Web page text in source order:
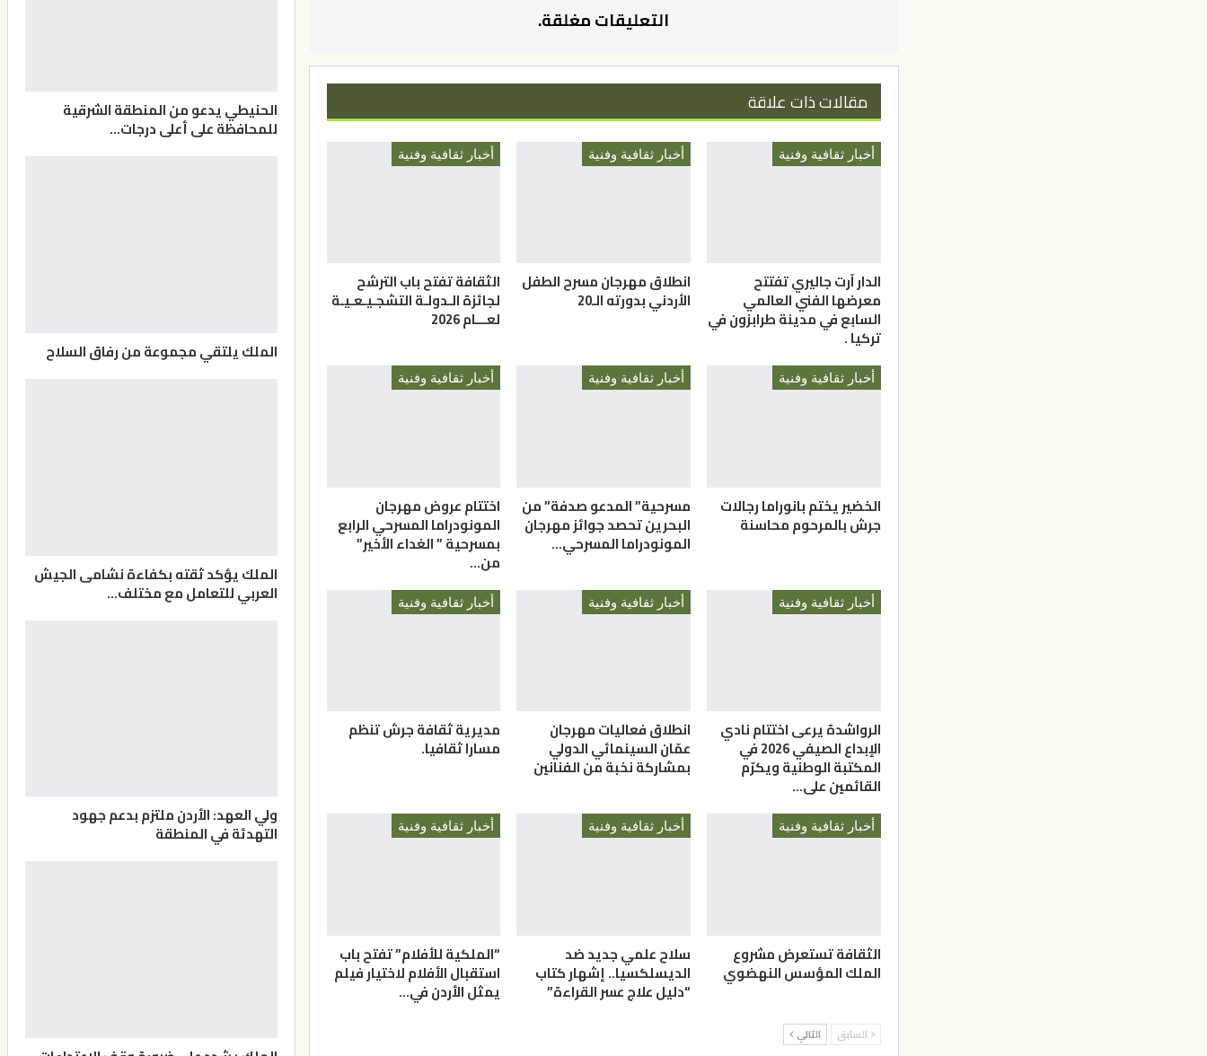
التعليقات مغلقة.
مقالات ذات علاقة
أخبار ثقافية وفنية
الدار آرت جاليري تفتتح
معرضها الفني العالمي
السابع في مدينة طرابزون في
تركيا .
أخبار ثقافية وفنية
انطلاق مهرجان مسرح الطفل
الأردني بدورته الـ20
أخبار ثقافية وفنية
الثقافة تفتح باب الترشح
لجائزة الـدولـة التشجـيـعـيـة
لعـــام 2026
أخبار ثقافية وفنية
الخضير يختم بانوراما رجالات
جرش بالمرحوم محاسنة
أخبار ثقافية وفنية
مسرحية” المدعو صدفة” من
البحرين تحصد جوائز مهرجان
المونودراما المسرحي…
أخبار ثقافية وفنية
اختتام عروض مهرجان
المونودراما المسرحي الرابع
بمسرحية ” الغداء الأخير”
من…
أخبار ثقافية وفنية
الرواشدة يرعى اختتام نادي
الإبداع الصيفي 2026 في
المكتبة الوطنية ويكرّم
القائمين على…
أخبار ثقافية وفنية
انطلاق فعاليات مهرجان
عمّان السينمائي الدولي
بمشاركة نخبة من الفنانين
أخبار ثقافية وفنية
مديرية ثقافة جرش تنظم
مسارا ثقافيا.
أخبار ثقافية وفنية
الثقافة تستعرض مشروع
الملك المؤسس النهضوي
أخبار ثقافية وفنية
سلاح علمي جديد ضد
الديسلكسيا.. إشهار كتاب
“دليل علاج عسر القراءة”
أخبار ثقافية وفنية
“الملكية للأفلام” تفتح باب
استقبال الأفلام لاختيار فيلم
يمثل الأردن في…
السابق التالي
الحنيطي يدعو من المنطقة الشرقية
للمحافظة على أعلى درجات…
الملك يلتقي مجموعة من رفاق السلاح
الملك يؤكد ثقته بكفاءة نشامى الجيش
العربي للتعامل مع مختلف…
ولي العهد: الأردن ملتزم بدعم جهود
التهدئة في المنطقة